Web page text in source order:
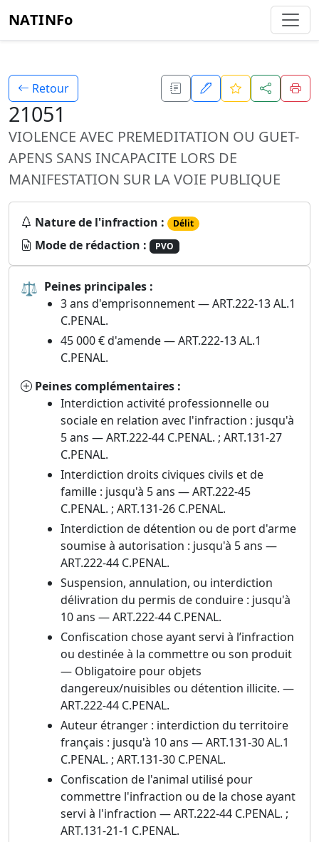
NATINFo
Retour
21051
VIOLENCE AVEC PREMEDITATION OU GUET-
APENS SANS INCAPACITE LORS DE
MANIFESTATION SUR LA VOIE PUBLIQUE
Nature de l'infraction : Délit
Mode de rédaction : PVO
⚖ Peines principales :
3 ans d'emprisonnement — ART.222-13 AL.1
C.PENAL.
45 000 € d'amende — ART.222-13 AL.1
C.PENAL.
Peines complémentaires :
Interdiction activité professionnelle ou
sociale en relation avec l'infraction : jusqu'à
5 ans — ART.222-44 C.PENAL. ; ART.131-27
C.PENAL.
Interdiction droits civiques civils et de
famille : jusqu'à 5 ans — ART.222-45
C.PENAL. ; ART.131-26 C.PENAL.
Interdiction de détention ou de port d'arme
soumise à autorisation : jusqu'à 5 ans —
ART.222-44 C.PENAL.
Suspension, annulation, ou interdiction
délivration du permis de conduire : jusqu'à
10 ans — ART.222-44 C.PENAL.
Confiscation chose ayant servi à l’infraction
ou destinée à la commettre ou son produit
— Obligatoire pour objets
dangereux/nuisibles ou détention illicite. —
ART.222-44 C.PENAL.
Auteur étranger : interdiction du territoire
français : jusqu'à 10 ans — ART.131-30 AL.1
C.PENAL. ; ART.131-30 C.PENAL.
Confiscation de l'animal utilisé pour
commettre l'infraction ou de la chose ayant
servi à l'infraction — ART.222-44 C.PENAL. ;
ART.131-21-1 C.PENAL.